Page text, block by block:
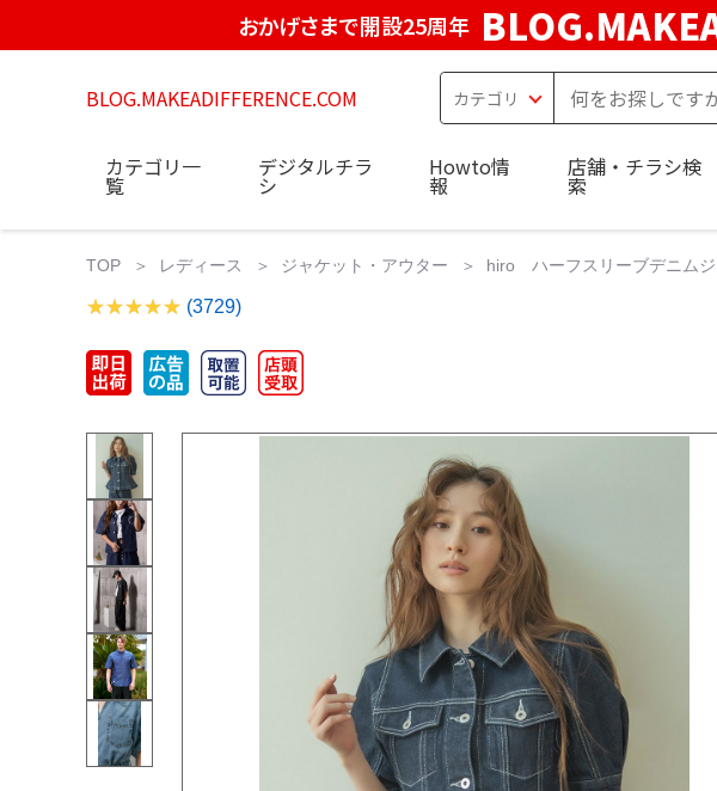
おかげさまで開設25周年
BLOG.MAKEADIFFERENCE.COM
カテゴリ一
覧
デジタルチラ
シ
Howto情
報
店舗・チラシ検
索
TOP レディース ジャケット・アウター hiro ハーフスリーブデニムジ
(3729)